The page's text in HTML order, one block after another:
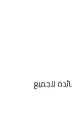
للجميع